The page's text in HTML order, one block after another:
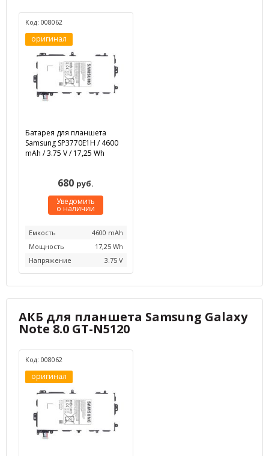
Код: 008062
оригинал
Батарея для планшета
Samsung SP3770E1H / 4600
mAh / 3.75 V / 17,25 Wh
680 руб.
Уведомить
о наличии
Емкость
4600 mAh
Мощность
17,25 Wh
Напряжение
3.75 V
АКБ для планшета Samsung Galaxy
Note 8.0 GT-N5120
Код: 008062
оригинал